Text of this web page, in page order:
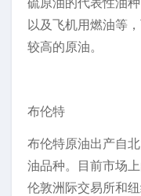
以及飞机用燃油等
较高的原油。
布伦特
布伦特原油出产自
油品种。目前市场
伦敦洲际交易所和